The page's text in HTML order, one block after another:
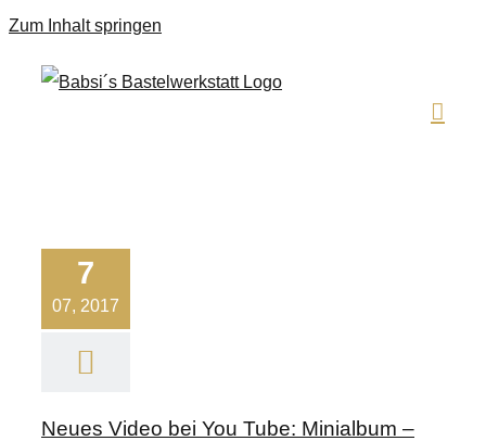
Zum Inhalt springen
7
07, 2017
Neues Video bei You Tube: Minialbum –